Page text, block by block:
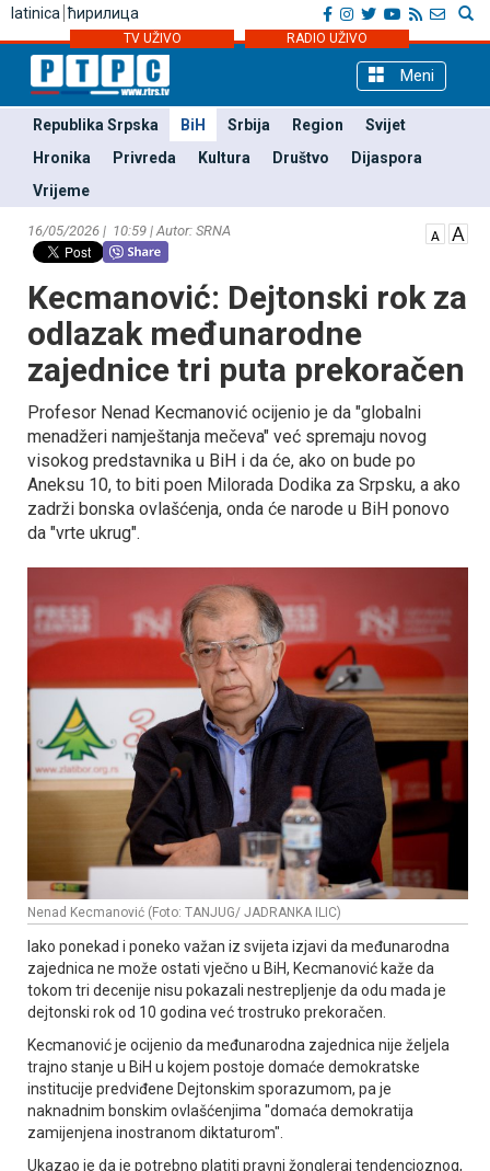
latinica ћирилица
TV UŽIVO RADIO UŽIVO
Meni
Republika Srpska BiH Srbija Region
Svijet
Hronika
Privreda Kultura Društvo
Dijaspora
Vrijeme
16/05/2026 | 10:59 | Autor: SRNA
Kecmanović: Dejtonski rok za
odlazak međunarodne
zajednice tri puta prekoračen
Profesor Nenad Kecmanović ocijenio je da "globalni
menadžeri namještanja mečeva" već spremaju novog
visokog predstavnika u BiH i da će, ako on bude po
Aneksu 10, to biti poen Milorada Dodika za Srpsku, a ako
zadrži bonska ovlašćenja, onda će narode u BiH ponovo
da "vrte ukrug".
Nenad Kecmanović (Foto: TANJUG/ JADRANKA ILIC)
Iako ponekad i poneko važan iz svijeta izjavi da međunarodna
zajednica ne može ostati vječno u BiH, Kecmanović kaže da
tokom tri decenije nisu pokazali nestrepljenje da odu mada je
dejtonski rok od 10 godina već trostruko prekoračen.
Kecmanović je ocijenio da međunarodna zajednica nije željela
trajno stanje u BiH u kojem postoje domaće demokratske
institucije predviđene Dejtonskim sporazumom, pa je
naknadnim bonskim ovlašćenjima "domaća demokratija
zamijenjena inostranom diktaturom".
Ukazao je da je potrebno platiti pravni žongleraj tendencioznog,